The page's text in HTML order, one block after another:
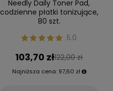
Needly Daily Toner Pad,
codzienne płatki tonizujące,
80 szt.
5.0
103,70 zł122,00 zł
Najniższa cena: 97,60 zł